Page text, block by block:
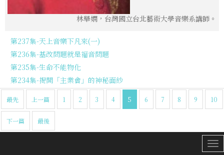
林舉嫻，台灣國立台北藝術大學音樂系講師。
第237集-天上音樂下凡來(一)
第236集-基改問題就是福音問題
第235集-生命不能物化
第234集-揭開「主業會」的神秘面紗
最先 上一篇 1 2 3 4 5 6 7 8 9 10
下一篇 最後